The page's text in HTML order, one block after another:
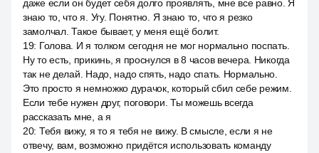
даже если он будет себя долго проявлять, мне все равно. Я
знаю то, что я. Угу. Понятно. Я знаю то, что я резко
замолчал. Такое бывает, у меня ещё болит.
19: Голова. И я толком сегодня не мог нормально поспать.
Ну то есть, прикинь, я проснулся в 8 часов вечера. Никогда
так не делай. Надо, надо спять, надо спать. Нормально.
Это просто я немножко дурачок, который сбил себе режим.
Если тебе нужен друг, поговори. Ты можешь всегда
рассказать мне, а я
20: Тебя вижу, я то я тебя не вижу. В смысле, если я не
отвечу, вам, возможно придётся использовать команду